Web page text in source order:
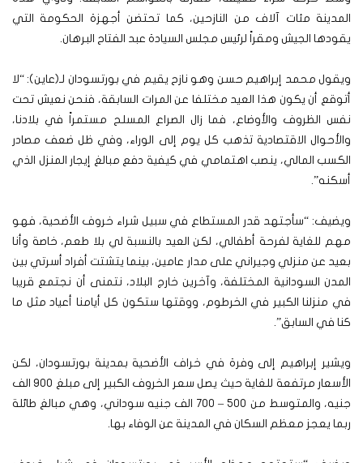
المدينة مئات آلاف من النازحين، كما تحتضن أجهزة الحكومة التي
يقودها الجيش ومقراً لرئيس مجلس السيادة عبد الفتاح البرهان.
ويقول محمد إبراهيم حسن وهو نازح يقيم في بورتسودان لـ(عاين): “لا
أتوقع أن يكون هذا العيد مختلفا عن المرات السابقة، فنحن نعيش تحت
نفس الظروف والأوضاع، فما زال الصراع المسلح مستمراً في بلادنا،
والأحوال الاقتصادية تذهب كل يوم إلى الوراء، وفي ظل ضعف مصادر
الكسب المالي، ينصب اهتمامي في كيفية دفع مبالغ إيجار المنزل الذي
أسكنه”.
ويضيف: “سأجتهد قدر المستطاع في سبيل شراء خروف الأضحية، فهو
مهم للغاية لفرحة أطفالي، لكن العيد بالنسبة لي بلا طعم، خاصة وأنا
بعيد عن منزلي وجيراني على مدار عامين، بينما يتشتت أفراد أسرتي بين
المدن السودانية المختلفة، وآخرين خارج البلاد، نتمنى أن نجتمع قريبا
في منزلنا الكبير في الخرطوم، ووقتها ستكون كل أيامنا أعياد مثل ما
كنا في السابق”.
ويشير إبراهيم إلى وفرة في خراف الأضحية بمدينة بورتسودان، لكن
الأسعار مرتفعة للغاية حيث يصل سعر الخروف الكبير إلى مبلغ 900 الف
جنيه، والمتوسط من 500 – 700 الف جنيه سوداني، وهي مبالغ طائلة
ربما يعجز معظم السكان في المدينة عن الوفاء بها.